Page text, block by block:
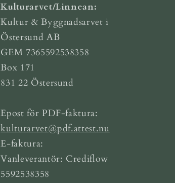
Kulturarvet/Linnean:
Kultur & Byggnadsarvet i
Östersund AB
GEM 7365592538358
Box 171
831 22 Östersund
Epost för PDF-faktura:
kulturarvet@pdf.attest.nu
E-faktura:
Vanleverantör: Crediflow
5592538358